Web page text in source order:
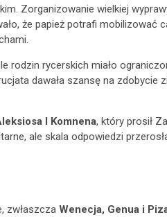
Zorganizowanie wielkiej
że papież potrafi mobilizować
rodzin rycerskich miało
dawała szansę na zdobycie
I Komnena, który prosił
ale skala odpowiedzi
zwłaszcza Wenecja, Genua i